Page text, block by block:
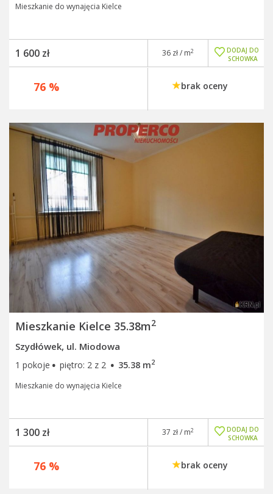
Mieszkanie do wynajęcia Kielce
1 600 zł
DODAJ DO
SCHOWKA
36 zł / m2
76 % brak oceny
Mieszkanie Kielce 35.38m2
Szydłówek, ul. Miodowa
1 pokoje · piętro: 2 z 2 · 35.38 m2
Mieszkanie do wynajęcia Kielce
1 300 zł
DODAJ DO
SCHOWKA
37 zł / m2
76 % brak oceny